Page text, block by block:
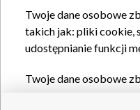
Twoje dane osobowe
takich jak: pliki cookie,
udostępnianie funkcji
Twoje dane osobowe